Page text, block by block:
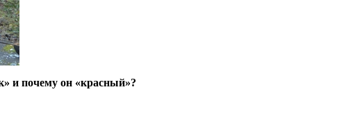
и почему он «красный»?